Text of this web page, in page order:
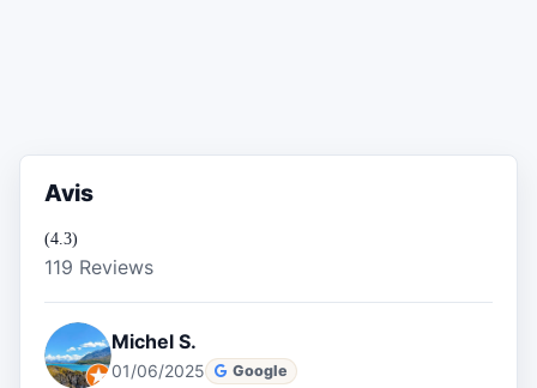
Avis
(4.3)
119 Reviews
Michel S.
01/06/2025 Google